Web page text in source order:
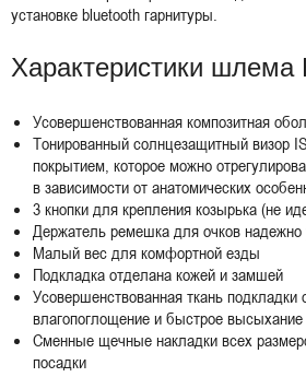
установке bluetooth гарнитуры.
Характеристики шлема
Усовершенствованная композитная
Тонированный солнцезащитный визор
покрытием, которое можно
в зависимости от анатомических
3 кнопки для крепления козырька (не
Держатель ремешка для очков надежно
Малый вес для комфортной езды
Подкладка отделана кожей и замшей
Усовершенствованная ткань
влагопоглощение и быстрое высыхание
Сменные щечные накладки всех
посадки